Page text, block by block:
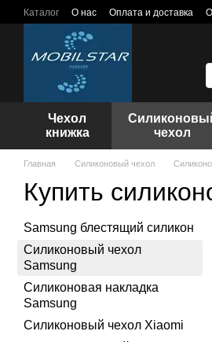
Перейти к основному контенту
Каталог О нас Оплата и доставка
Чехол
книжка
чехол
Главная Силиконовый чехол
Купить
Samsung блестящий силикон
Силиконовый чехол
Samsung
Силиконовая накладка
Samsung
Силиконовый чехол Xiaomi